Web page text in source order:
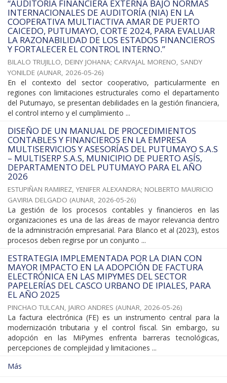
“AUDITORÍA FINANCIERA EXTERNA BAJO NORMAS
INTERNACIONALES DE AUDITORÍA (NIA) EN LA
COOPERATIVA MULTIACTIVA AMAR DE PUERTO
CAICEDO, PUTUMAYO, CORTE 2024, PARA EVALUAR
LA RAZONABILIDAD DE LOS ESTADOS FINANCIEROS
Y FORTALECER EL CONTROL INTERNO.”
BILALO TRUJILLO, DEINY JOHANA; CARVAJAL MORENO, SANDY
YONILDE (AUNAR, 2026-05-26)
En el contexto del sector cooperativo, particularmente en
regiones con limitaciones estructurales como el departamento
del Putumayo, se presentan debilidades en la gestión financiera,
el control interno y el cumplimiento ...
DISEÑO DE UN MANUAL DE PROCEDIMIENTOS
CONTABLES Y FINANCIEROS EN LA EMPRESA
MULTISERVICIOS Y ASESORÍAS DEL PUTUMAYO S.A.S
– MULTISERP S.A.S, MUNICIPIO DE PUERTO ASÍS,
DEPARTAMENTO DEL PUTUMAYO PARA EL AÑO
2026
ESTUPIÑAN RAMIREZ, YENIFER ALEXANDRA; NOLBERTO MAURICIO
GAVIRIA DELGADO (AUNAR, 2026-05-26)
La gestión de los procesos contables y financieros en las
organizaciones es una de las áreas de mayor relevancia dentro
de la administración empresarial. Para Blanco et al (2023), estos
procesos deben regirse por un conjunto ...
ESTRATEGIA IMPLEMENTADA POR LA DIAN CON
MAYOR IMPACTO EN LA ADOPCIÓN DE FACTURA
ELECTRÓNICA EN LAS MIPYMES DEL SECTOR
PAPELERÍAS DEL CASCO URBANO DE IPIALES, PARA
EL AÑO 2025
PINCHAO TULCAN, JAIRO ANDRES (AUNAR, 2026-05-26)
La factura electrónica (FE) es un instrumento central para la
modernización tributaria y el control fiscal. Sin embargo, su
adopción en las MiPymes enfrenta barreras tecnológicas,
percepciones de complejidad y limitaciones ...
Más